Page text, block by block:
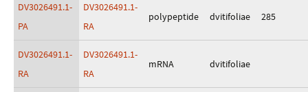
DV3026491.1-
PA
DV3026491.1-
RA
polypeptide dvitifoliae 285
DV3026491.1-
RA
DV3026491.1-
RA
mRNA dvitifoliae